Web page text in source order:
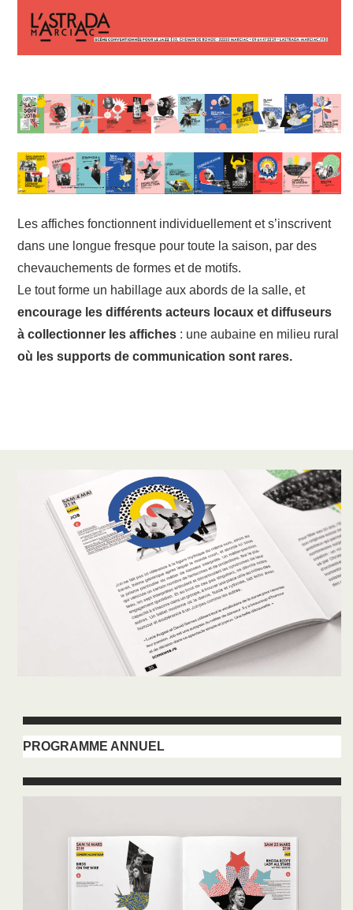
Les affiches fonctionnent individuellement et s’inscrivent
dans une longue fresque pour toute la saison, par des
chevauchements de formes et de motifs.
Le tout forme un habillage aux abords de la salle, et
encourage les différents acteurs locaux et diffuseurs
à collectionner les affiches : une aubaine en milieu rural
où les supports de communication sont rares.
PROGRAMME ANNUEL